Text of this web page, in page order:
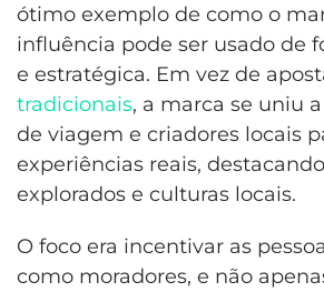
ótimo exemplo de como o
influência pode ser usado de
e estratégica. Em vez de
tradicionais, a marca se uniu
de viagem e criadores locais
experiências reais,
explorados e culturas locais.
O foco era incentivar as
como moradores, e não